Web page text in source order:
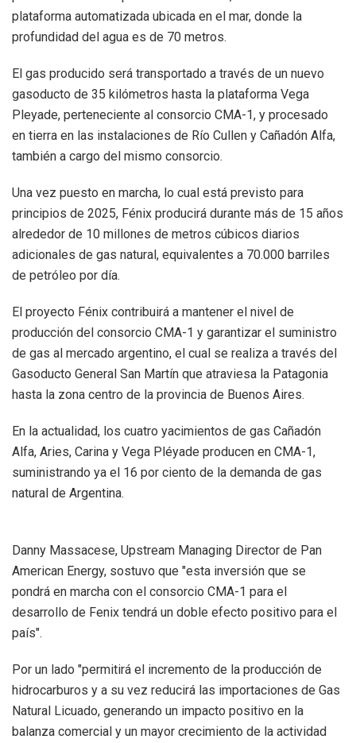
plataforma automatizada ubicada en el mar, donde la
profundidad del agua es de 70 metros.
El gas producido será transportado a través de un nuevo
gasoducto de 35 kilómetros hasta la plataforma Vega
Pleyade, perteneciente al consorcio CMA-1, y procesado
en tierra en las instalaciones de Río Cullen y Cañadón Alfa,
también a cargo del mismo consorcio.
Una vez puesto en marcha, lo cual está previsto para
principios de 2025, Fénix producirá durante más de 15 años
alrededor de 10 millones de metros cúbicos diarios
adicionales de gas natural, equivalentes a 70.000 barriles
de petróleo por día.
El proyecto Fénix contribuirá a mantener el nivel de
producción del consorcio CMA-1 y garantizar el suministro
de gas al mercado argentino, el cual se realiza a través del
Gasoducto General San Martín que atraviesa la Patagonia
hasta la zona centro de la provincia de Buenos Aires.
En la actualidad, los cuatro yacimientos de gas Cañadón
Alfa, Aries, Carina y Vega Pléyade producen en CMA-1,
suministrando ya el 16 por ciento de la demanda de gas
natural de Argentina.
Danny Massacese, Upstream Managing Director de Pan
American Energy, sostuvo que "esta inversión que se
pondrá en marcha con el consorcio CMA-1 para el
desarrollo de Fenix tendrá un doble efecto positivo para el
país".
Por un lado "permitirá el incremento de la producción de
hidrocarburos y a su vez reducirá las importaciones de Gas
Natural Licuado, generando un impacto positivo en la
balanza comercial y un mayor crecimiento de la actividad